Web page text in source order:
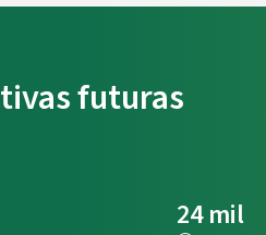
futuras
24 mil